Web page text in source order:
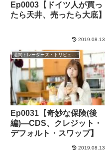
Ep0003【ドイツ人が買っ
たら天井、売ったら大底】
2019.08.13
Ep0031【奇妙な保険(後
編)―CDS、クレジット・
デフォルト・スワップ】
2019.08.13